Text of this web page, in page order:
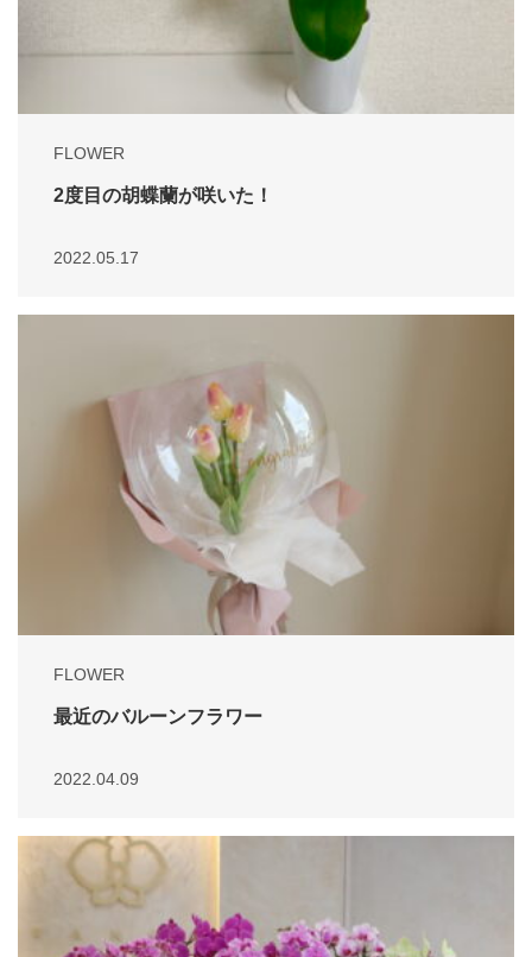
FLOWER
2度目の胡蝶蘭が咲いた！
2022.05.17
FLOWER
最近のバルーンフラワー
2022.04.09